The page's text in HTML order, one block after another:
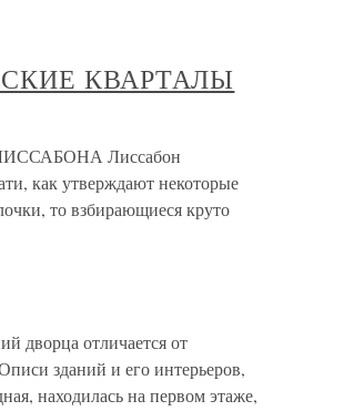
КВАРТАЛЫ
Лиссабон
как утверждают некоторые
то взбирающиеся круто
дворца отличается от
зданий и его интерьеров,
находилась на первом этаже,